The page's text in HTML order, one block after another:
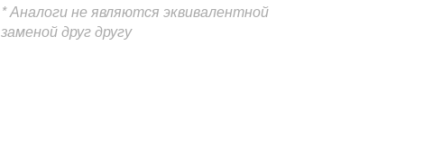
* Аналоги не являются эквивалентной
заменой друг другу